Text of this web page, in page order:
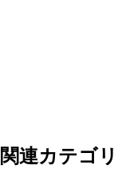
関連カテゴリ